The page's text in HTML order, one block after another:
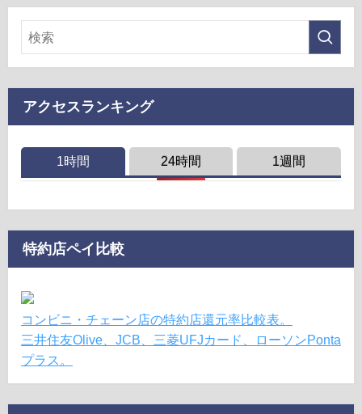
アクセスランキング
1時間 24時間 1週間
特約店ペイ比較
コンビニ・チェーン店の特約店還元率比較表。
三井住友Olive、JCB、三菱UFJカード、ローソンPonta
プラス。